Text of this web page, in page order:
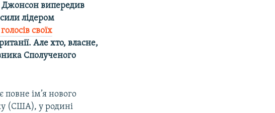
Джонсон випередив
лідером
своїх
Але хто, власне,
Сполученого
ім’я нового
(США), у родині